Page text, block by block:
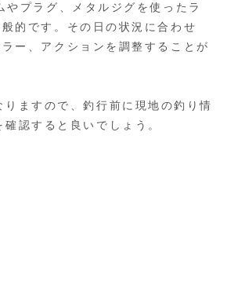
やプラグ、メタルジグを使ったラ
的です。その日の状況に合わせ
ー、アクションを調整することが
りますので、釣行前に現地の釣り情
認すると良いでしょう。